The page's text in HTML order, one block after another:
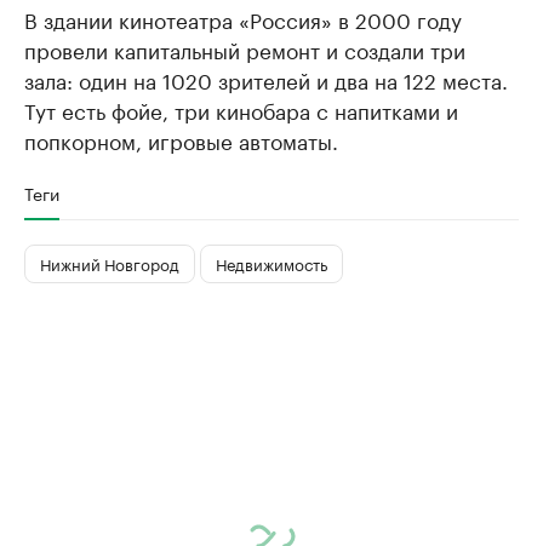
В здании кинотеатра «Россия» в 2000 году
провели капитальный ремонт и создали три
зала: один на 1020 зрителей и два на 122 места.
Тут есть фойе, три кинобара с напитками и
попкорном, игровые автоматы.
Теги
Нижний Новгород Недвижимость